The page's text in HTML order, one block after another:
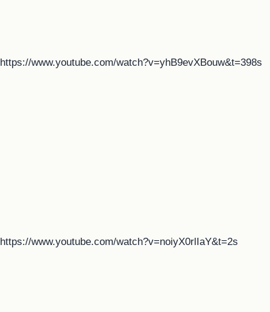
https://www.youtube.com/watch?v=yhB9evXBouw&t=398s
https://www.youtube.com/watch?v=noiyX0rlIaY&t=2s